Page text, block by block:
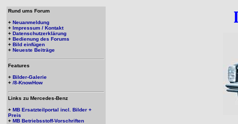
Rund ums Forum
+ Neuanmeldung
+ Impressum / Kontakt
+ Datenschutzerklärung
+ Bedienung des Forums
+ Bild einfügen
+ Neueste Beiträge
Features
+ Bilder-Galerie
+ /8-KnowHow
Links zu Mercedes-Benz
+ MB Ersatzteilportal incl. Bilder +
Preis
+ MB Betriebsstoff-Vorschriften